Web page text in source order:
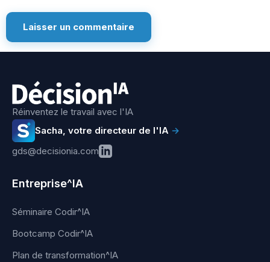
Réinventez le travail avec l'IA
Sacha, votre directeur de l'IA →
gds@decisionia.com
Entreprise^IA
Séminaire Codir^IA
Bootcamp Codir^IA
Plan de transformation^IA